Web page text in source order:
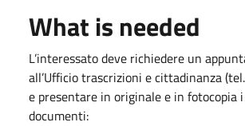
What is needed
L’interessato deve richiedere un
all’Ufficio trascrizioni e cittadinanza
e presentare in originale e in fotocopia
documenti: